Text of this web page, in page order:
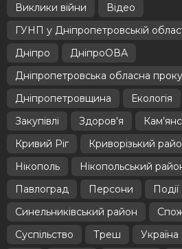
Виклики війни
Відео
ГУНП у Дніпропетровській
Дніпро
ДніпроОВА
Дніпропетровська обласна
Дніпропетровщина
Екологія
Закупівлі
Здоров'я
Кривий Ріг
Криворізький
Нікополь
Нікопольський
Павлоград
Персони Події
Синельниківський район
Суспільство
Треш Україна